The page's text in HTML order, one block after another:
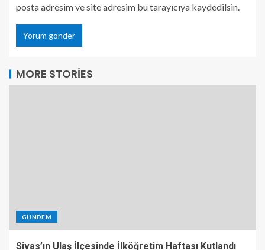
posta adresim ve site adresim bu tarayıcıya kaydedilsin.
MORE STORIES
GÜNDEM
Sivas’ın Ulaş İlçesinde İlköğretim Haftası Kutlandı